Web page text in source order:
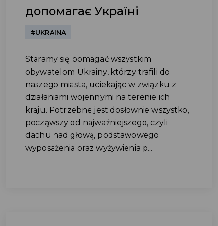
допомагає Україні
#UKRAINA
Staramy się pomagać wszystkim
obywatelom Ukrainy, którzy trafili do
naszego miasta, uciekając w związku z
działaniami wojennymi na terenie ich
kraju. Potrzebne jest dosłownie wszystko,
począwszy od najważniejszego, czyli
dachu nad głową, podstawowego
wyposażenia oraz wyżywienia p...